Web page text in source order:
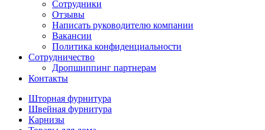
Сотрудники
Отзывы
Написать руководителю компании
Вакансии
Политика конфиденциальности
Сотрудничество
Дропшиппинг партнерам
Контакты
Шторная фурнитура
Швейная фурнитура
Карнизы